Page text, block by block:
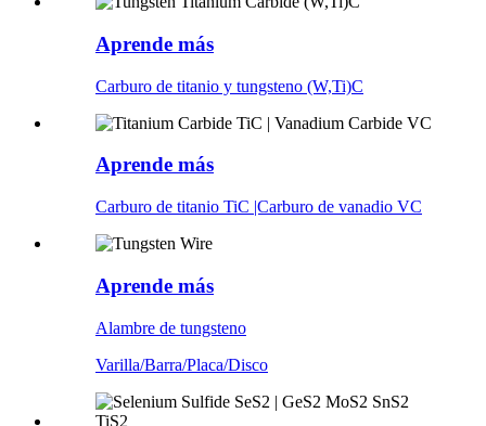
Aprende más
Carburo de titanio y tungsteno (W,Ti)C
Aprende más
Carburo de titanio TiC |Carburo de vanadio VC
Aprende más
Alambre de tungsteno
Varilla/Barra/Placa/Disco